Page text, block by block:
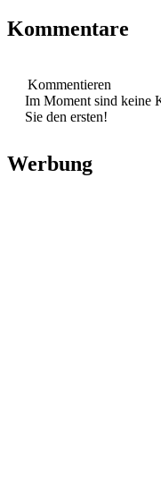
Kommentare
Kommentieren
Im Moment sind keine
Sie den ersten!
Werbung